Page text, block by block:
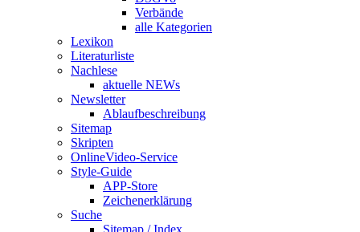
Verbände
alle Kategorien
Lexikon
Literaturliste
Nachlese
aktuelle NEWs
Newsletter
Ablaufbeschreibung
Sitemap
Skripten
OnlineVideo-Service
Style-Guide
APP-Store
Zeichenerklärung
Suche
Sitemap / Index